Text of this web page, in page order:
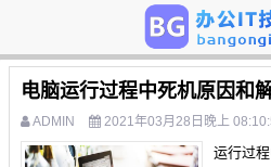
电脑运行过程中死机原因和
ADMIN 2021年03月28日晚上
运行过